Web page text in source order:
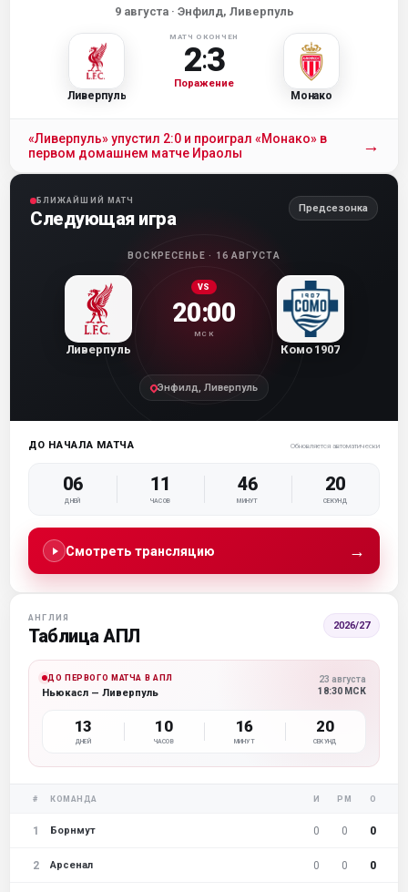
9 августа· Энфилд, Ливерпуль
Ливерпуль
МАТЧ ОКОНЧЕН
2:3
Поражение
Монако
«Ливерпуль» упустил 2:0 и проиграл «Монако» в
первом домашнем матче Ираолы
→
БЛИЖАЙШИЙ МАТЧ
Следующая игра Предсезонка
ВОСКРЕСЕНЬЕ · 16 АВГУСТА
Ливерпуль
VS
20:00
МСК
Комо 1907
Энфилд, Ливерпуль
ДО НАЧАЛА МАТЧА Обновляется автоматически
06
ДНЕЙ
11
ЧАСОВ
46
МИНУТ
19
СЕКУНД
Смотреть трансляцию →
АНГЛИЯ
Таблица АПЛ 2026/27
ДО ПЕРВОГО МАТЧА В АПЛ
Ньюкасл — Ливерпуль
23 августа
18:30 МСК
13
ДНЕЙ
10
ЧАСОВ
16
МИНУТ
19
СЕКУНД
# КОМАНДА И РМ О
1 Борнмут 0 0 0
2 Арсенал 0 0 0